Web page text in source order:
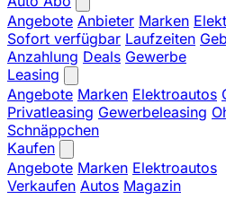
Angebote Anbieter Marken
Sofort verfügbar Laufzeiten
Anzahlung Deals Gewerbe
Leasing
Angebote Marken Elektroautos
Privatleasing Gewerbeleasing
Schnäppchen
Kaufen
Angebote Marken Elektroautos
Verkaufen Autos Magazin